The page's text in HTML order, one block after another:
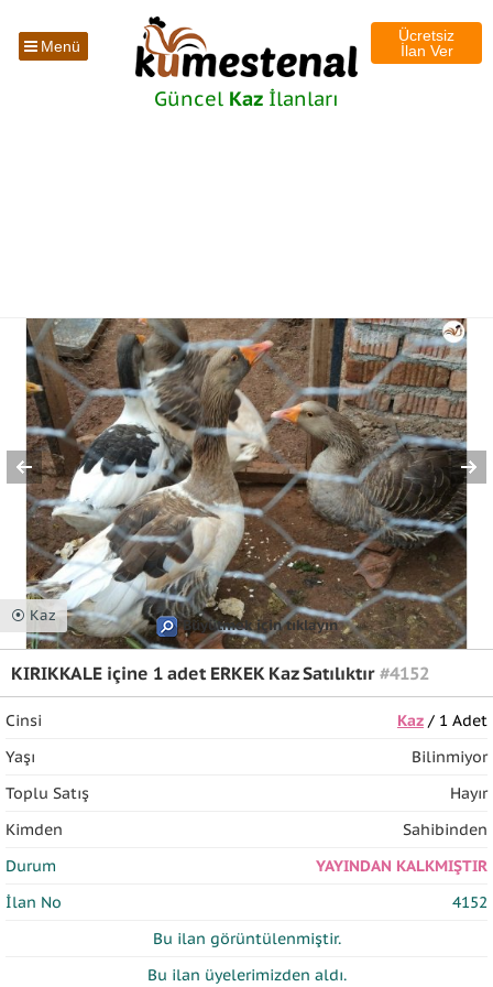
Menü
Ücretsiz
İlan Ver
Güncel Kaz İlanları
⦿ Kaz
Büyütmek için tıklayın
KIRIKKALE içine 1 adet ERKEK Kaz Satılıktır #4152
Cinsi Kaz/ 1 Adet
Yaşı
Bilinmiyor
Toplu Satış
Hayır
Kimden
Sahibinden
Durum
YAYINDAN KALKMIŞTIR
İlan No
4152
Bu ilan görüntülenmiştir.
Bu ilan üyelerimizden aldı.